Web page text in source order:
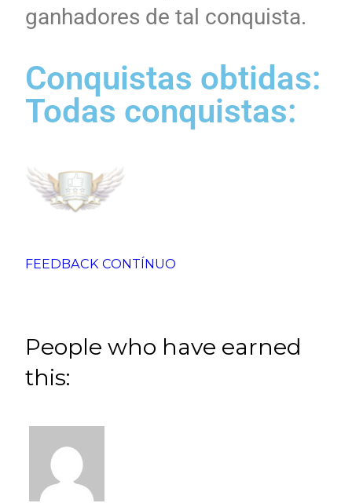
ganhadores de tal conquista.
Conquistas obtidas:
Todas conquistas:
FEEDBACK CONTÍNUO
People who have earned
this: